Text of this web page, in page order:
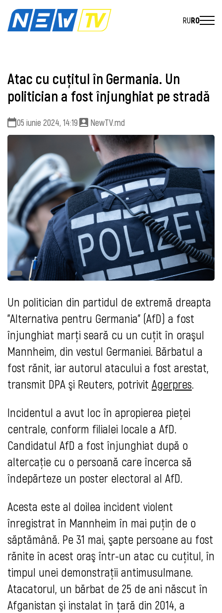
RURO
Atac cu cuțitul în Germania. Un
politician a fost înjunghiat pe stradă
05 iunie 2024, 14:19 NewTV.md
Un politician din partidul de extremă dreapta
"Alternativa pentru Germania" (AfD) a fost
înjunghiat marţi seară cu un cuţit în oraşul
Mannheim, din vestul Germaniei. Bărbatul a
fost rănit, iar autorul atacului a fost arestat,
transmit DPA şi Reuters, potrivit Agerpres.
Incidentul a avut loc în apropierea pieţei
centrale, conform filialei locale a AfD.
Candidatul AfD a fost înjunghiat după o
altercaţie cu o persoană care încerca să
îndepărteze un poster electoral al AfD.
Acesta este al doilea incident violent
înregistrat în Mannheim în mai puţin de o
săptămână. Pe 31 mai, şapte persoane au fost
rănite în acest oraş într-un atac cu cuţitul, în
timpul unei demonstraţii antimusulmane.
Atacatorul, un bărbat de 25 de ani născut în
Afganistan şi instalat în ţară din 2014, a